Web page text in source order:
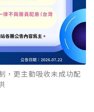
，更主動吸收未成功配